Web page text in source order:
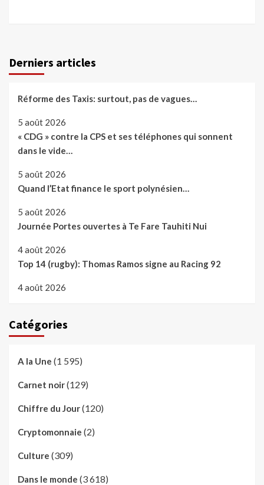
Derniers articles
Réforme des Taxis: surtout, pas de vagues…
5 août 2026
« CDG » contre la CPS et ses téléphones qui sonnent
dans le vide…
5 août 2026
Quand l’Etat finance le sport polynésien…
5 août 2026
Journée Portes ouvertes à Te Fare Tauhiti Nui
4 août 2026
Top 14 (rugby): Thomas Ramos signe au Racing 92
4 août 2026
Catégories
A la Une (1 595)
Carnet noir(129)
Chiffre du Jour(120)
Cryptomonnaie (2)
Culture (309)
Dans le monde (3 618)